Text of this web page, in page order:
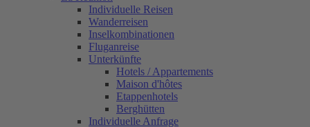
Individuelle Reisen
Wanderreisen
Inselkombinationen
Fluganreise
Unterkünfte
Hotels / Appartements
Maison d'hôtes
Etappenhotels
Berghütten
Individuelle Anfrage